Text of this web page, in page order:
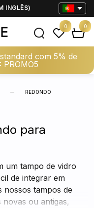
INGLÊS)
com 5% de
PROMO5
0 0
REDONDO
para
um tampo de vidro
de integrar em
nossos tampos de
ou antigas,